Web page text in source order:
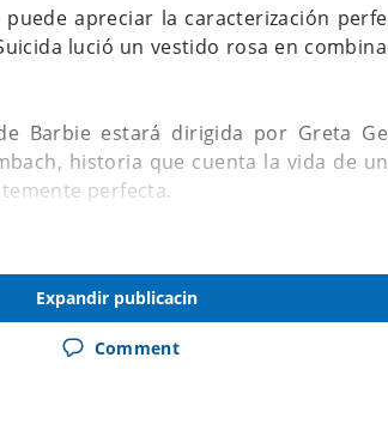
apreciar la caracterización
lució un vestido rosa en
Barbie estará dirigida por Greta
historia que cuenta la vida de
perfecta.
Unidos.
Expandir publicacin
Comment